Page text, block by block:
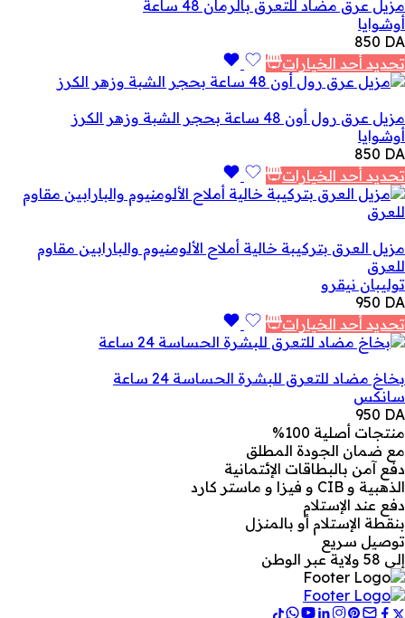
مزيل عرق مضاد للتعرق بالرمان 48 ساعة
أوشوايا
850 DA
تحديد أحد الخيارات
مزيل عرق رول أون 48 ساعة بحجر الشبة وزهر الكرز
أوشوايا
850 DA
تحديد أحد الخيارات
مزيل العرق بتركيبة خالية أملاح الألومنيوم والبارابين مقاوم
للعرق
توليبان نيقرو
950 DA
تحديد أحد الخيارات
بخاخ مضاد للتعرق للبشرة الحساسة 24 ساعة
سانكس
950 DA
منتجات أصلية 100%
مع ضمان الجودة المطلق
دفع آمن بالبطاقات الإئتمانية
الذهبية و CIB و فيزا و ماستر كارد
دفع عند الإستلام
بنقطة الإستلام أو بالمنزل
توصيل سريع
إلى 58 ولاية عبر الوطن